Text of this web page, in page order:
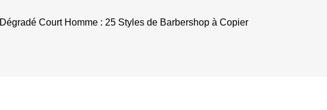
Dégradé Court Homme : 25 Styles de Barbershop à Copier